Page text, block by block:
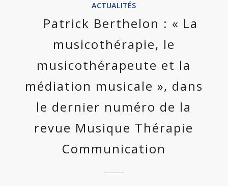
ACTUALITÉS
Patrick Berthelon : « La
musicothérapie, le
musicothérapeute et la
médiation musicale », dans
le dernier numéro de la
revue Musique Thérapie
Communication